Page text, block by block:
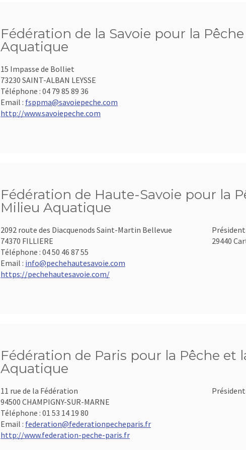
Fédération de la Savoie pour la
Aquatique
15 Impasse de Bolliet
73230 SAINT-ALBAN LEYSSE
Téléphone : 04 79 85 89 36
Email : fsppma@savoiepeche.com
http://www.savoiepeche.com
Fédération de Haute-Savoie pour la
Milieu Aquatique
2092 route des Diacquenods Saint-Martin Bellevue
74370 FILLIERE
Téléphone : 04 50 46 87 55
Email : info@pechehautesavoie.com
https://pechehautesavoie.com/
Président
29440
Fédération de Paris pour la Pêche et
Aquatique
11 rue de la Fédération
94500 CHAMPIGNY-SUR-MARNE
Téléphone : 01 53 14 19 80
Email : federation@federationpecheparis.fr
http://www.federation-peche-paris.fr
Président